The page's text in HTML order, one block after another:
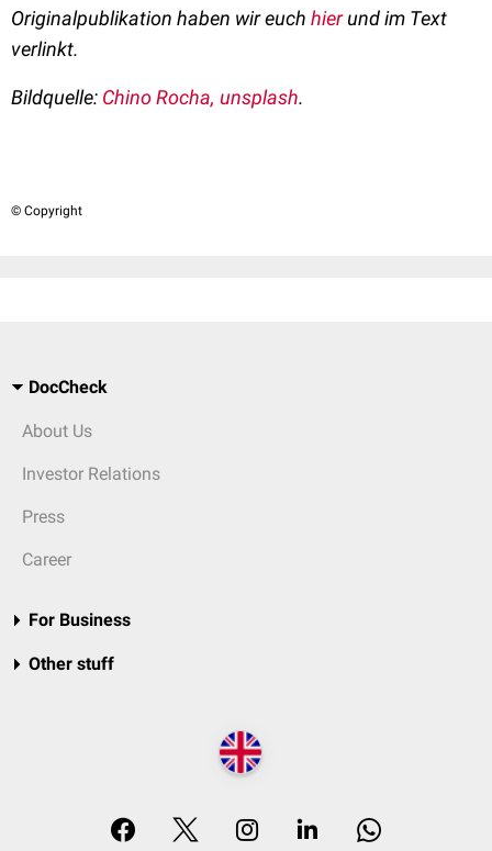
Originalpublikation haben wir euch hierund im Text
verlinkt.
Bildquelle: Chino Rocha, unsplash.
© Copyright
DocCheck
About Us
Investor Relations
Press
Career
For Business
Other stuff